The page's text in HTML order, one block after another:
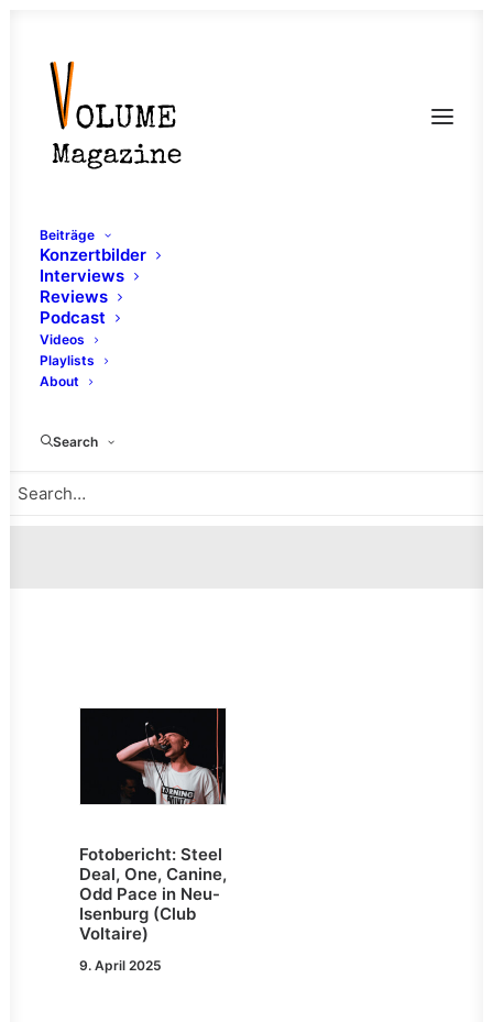
Beiträge
Konzertbilder
Interviews
Reviews
Podcast
Videos
Playlists
About
Search
Fotobericht: Steel
Deal, One, Canine,
Odd Pace in Neu-
Isenburg (Club
Voltaire)
9. April 2025